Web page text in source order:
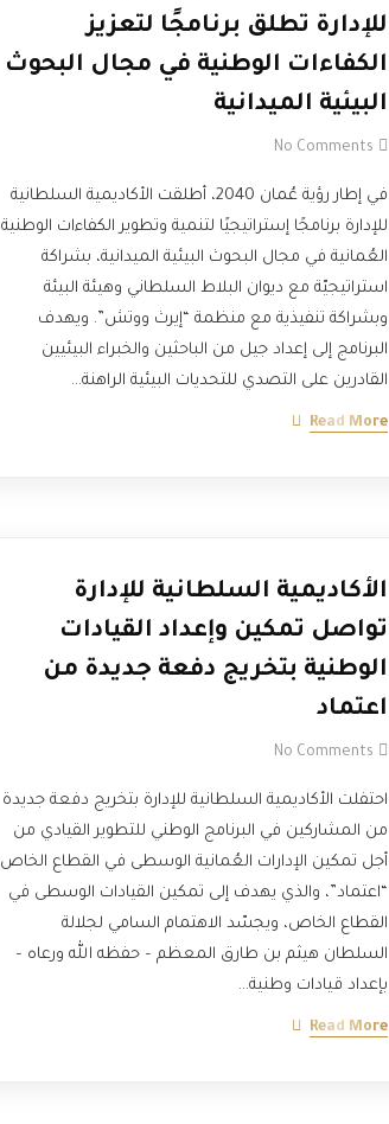
للإدارة تطلق برنامجًا لتعزيز
الكفاءات الوطنية في مجال البحوث
البيئية الميدانية
No Comments
في إطار رؤية عُمان 2040، أطلقت الأكاديمية السلطانية
للإدارة برنامجًا إستراتيجيًا لتنمية وتطوير الكفاءات الوطنية
العُمانية في مجال البحوث البيئية الميدانية، بشراكة
استراتيجيّة مع ديوان البلاط السلطاني وهيئة البيئة
وبشراكة تنفيذية مع منظمة “إيرث ووتش”. ويهدف
البرنامج إلى إعداد جيل من الباحثين والخبراء البيئيين
القادرين على التصدي للتحديات البيئية الراهنة…
Read More
الأكاديمية السلطانية للإدارة
تواصل تمكين وإعداد القيادات
الوطنية بتخريج دفعة جديدة من
اعتماد
No Comments
احتفلت الأكاديمية السلطانية للإدارة بتخريج دفعة جديدة
من المشاركين في البرنامج الوطني للتطوير القيادي من
أجل تمكين الإدارات العُمانية الوسطى في القطاع الخاص
“اعتماد”، والذي يهدف إلى تمكين القيادات الوسطى في
القطاع الخاص، ويجسّد الاهتمام السامي لجلالة
السلطان هيثم بن طارق المعظم – حفظه الله ورعاه –
بإعداد قيادات وطنية…
Read More